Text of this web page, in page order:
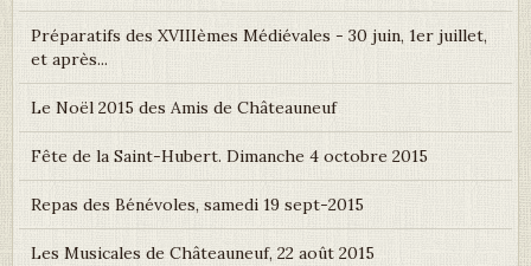
Préparatifs des XVIIIèmes Médiévales - 30 juin, 1er juillet,
et après...
Le Noël 2015 des Amis de Châteauneuf
Fête de la Saint-Hubert. Dimanche 4 octobre 2015
Repas des Bénévoles, samedi 19 sept-2015
Les Musicales de Châteauneuf, 22 août 2015